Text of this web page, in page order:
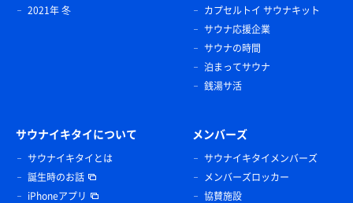
2021年 冬
カプセルトイ サウナキット
サウナ応援企業
サウナの時間
泊まってサウナ
銭湯サ活
サウナイキタイについて
サウナイキタイとは
誕生時のお話
iPhoneアプリ
メンバーズ
サウナイキタイメンバーズ
メンバーズロッカー
協賛施設